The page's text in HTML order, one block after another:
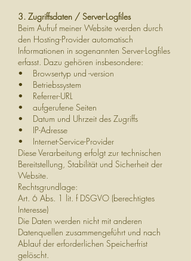
3. Zugriffsdaten / Server-Logfiles
Beim Aufruf meiner Website werden durch
den Hosting-Provider automatisch
Informationen in sogenannten Server-Logfiles
erfasst. Dazu gehören insbesondere:
• Browsertyp und -version
• Betriebssystem
• Referrer-URL
• aufgerufene Seiten
• Datum und Uhrzeit des Zugriffs
• IP-Adresse
• Internet-Service-Provider
Diese Verarbeitung erfolgt zur technischen
Bereitstellung, Stabilität und Sicherheit der
Website.
Rechtsgrundlage:
Art. 6 Abs. 1 lit. f DSGVO (berechtigtes
Interesse)
Die Daten werden nicht mit anderen
Datenquellen zusammengeführt und nach
Ablauf der erforderlichen Speicherfrist
gelöscht.